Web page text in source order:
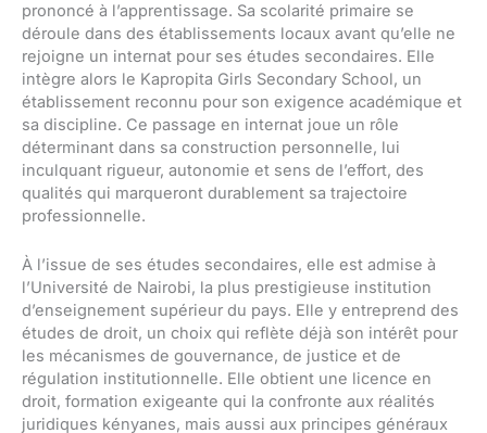
prononcé à l’apprentissage. Sa scolarité primaire se
déroule dans des établissements locaux avant qu’elle ne
rejoigne un internat pour ses études secondaires. Elle
intègre alors le Kapropita Girls Secondary School, un
établissement reconnu pour son exigence académique et
sa discipline. Ce passage en internat joue un rôle
déterminant dans sa construction personnelle, lui
inculquant rigueur, autonomie et sens de l’effort, des
qualités qui marqueront durablement sa trajectoire
professionnelle.
À l’issue de ses études secondaires, elle est admise à
l’Université de Nairobi, la plus prestigieuse institution
d’enseignement supérieur du pays. Elle y entreprend des
études de droit, un choix qui reflète déjà son intérêt pour
les mécanismes de gouvernance, de justice et de
régulation institutionnelle. Elle obtient une licence en
droit, formation exigeante qui la confronte aux réalités
juridiques kényanes, mais aussi aux principes généraux